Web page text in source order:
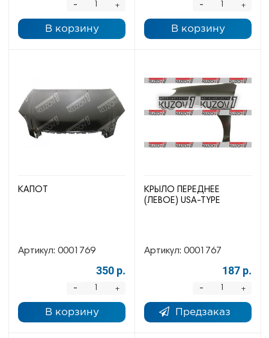
+
-
В корзину
+
-
В корзину
КАПОТ
Артикул: 0001769
350 р.
+
-
В корзину
КРЫЛО ПЕРЕДНЕЕ
(ЛЕВОЕ) USA-TYPE
Артикул: 0001767
187 р.
+
-
Предзаказ